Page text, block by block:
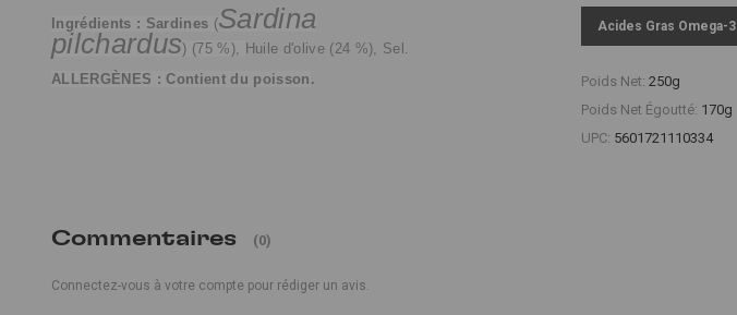
Ingrédients : Sardines (Sardina
pilchardus) (75 %),
Huile d'olive (24 %), Sel.
ALLERGÈNES : Contient du poisson .
Acides Gras Omega-3
Poids Net: 250g
Poids Net Égoutté: 170g
UPC: 5601721110334
Commentaires (0)
Connectez-vous à votre compte pour rédiger un avis.